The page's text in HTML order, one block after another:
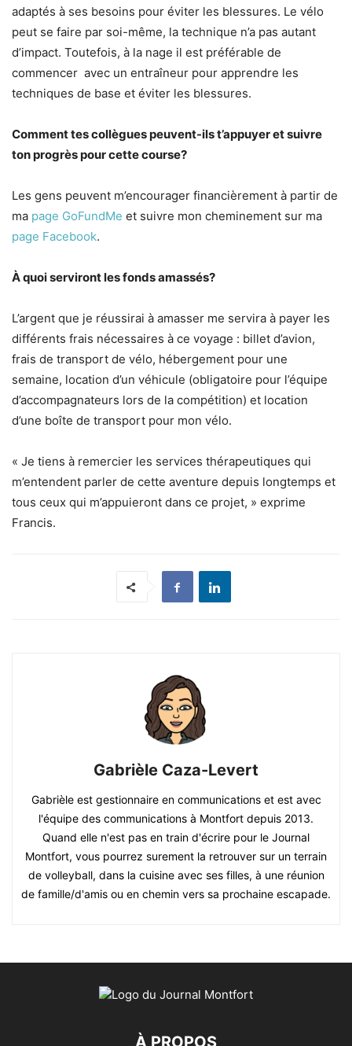
adaptés à ses besoins pour éviter les blessures. Le vélo
peut se faire par soi-même, la technique n’a pas autant
d’impact. Toutefois, à la nage il est préférable de
commencer avec un entraîneur pour apprendre les
techniques de base et éviter les blessures.
Comment tes collègues peuvent-ils t’appuyer et suivre
ton progrès pour cette course?
Les gens peuvent m’encourager financièrement à partir de
ma page GoFundMe et suivre mon cheminement sur ma
page Facebook.
À quoi serviront les fonds amassés?
L’argent que je réussirai à amasser me servira à payer les
différents frais nécessaires à ce voyage : billet d’avion,
frais de transport de vélo, hébergement pour une
semaine, location d’un véhicule (obligatoire pour l’équipe
d’accompagnateurs lors de la compétition) et location
d’une boîte de transport pour mon vélo.
« Je tiens à remercier les services thérapeutiques qui
m’entendent parler de cette aventure depuis longtemps et
tous ceux qui m’appuieront dans ce projet, » exprime
Francis.
Gabrièle Caza-Levert
Gabrièle est gestionnaire en communications et est avec
l'équipe des communications à Montfort depuis 2013.
Quand elle n'est pas en train d'écrire pour le Journal
Montfort, vous pourrez surement la retrouver sur un terrain
de volleyball, dans la cuisine avec ses filles, à une réunion
de famille/d'amis ou en chemin vers sa prochaine escapade.